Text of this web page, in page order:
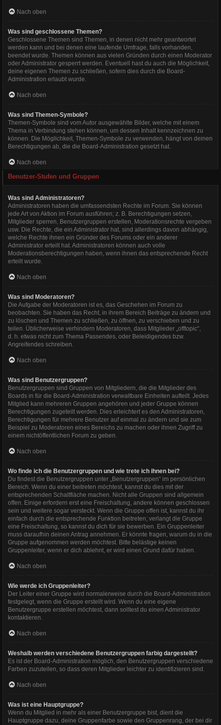
Nach oben
Was sind geschlossene Themen?
Geschlossene Themen sind Themen, in denen nicht mehr geantwortet
werden kann und bei denen eine laufende Umfrage, falls vorhanden,
beendet wurde. Themen können aus vielen Gründen durch einen Moderator
oder Administrator gesperrt werden. Eventuell hast du auch die Möglichkeit,
deine eigenen Themen zu schließen, sofern dies durch die Board-
Administration erlaubt wurde.
Nach oben
Was sind Themen-Symbole?
Themen-Symbole sind vom Autor ausgewählte Bilder, welche mit einem
Thema in Verbindung stehen können, um dessen Inhalt kennzeichnen zu
können. Die Möglichkeit, Themen-Symbole zu verwenden, hängt von deinen
Berechtigungen ab, die die Board-Administration gesetzt hat.
Nach oben
Benutzer-Stufen und Gruppen
Was sind Administratoren?
Administratoren haben die umfassendsten Rechte im Forum. Sie können
jede Art von Aktion im Forum ausführen; z. B. Berechtigungen setzen,
Mitglieder sperren, Benutzergruppen erstellen, Moderationsrechte vergeben
usw. Die Rechte, die ein Administrator hat, sind allerdings davon abhängig,
welche Rechte ihnen ein Gründer des Forums oder ein anderer
Administrator erteilt hat. Administratoren können auch volle
Moderationsberechtigungen haben, wenn ihnen das entsprechende Recht
erteilt wurde.
Nach oben
Was sind Moderatoren?
Die Aufgabe der Moderatoren ist es, das Geschehen im Forum zu
beobachten. Sie haben das Recht, in ihrem Bereich Beiträge zu ändern und
zu löschen und Themen zu schließen, zu öffnen, zu verschieben und zu
teilen. Üblicherweise verhindern Moderatoren, dass Mitglieder „offtopic“,
d. h. etwas nicht zum Thema Passendes, oder Beleidigendes bzw.
Angreifendes schreiben.
Nach oben
Was sind Benutzergruppen?
Benutzergruppen sind Gruppen von Mitgliedern, die die Mitglieder des
Boards in für die Board-Administration verwaltbare Einheiten aufteilt. Jedes
Mitglied kann mehreren Gruppen angehören und jeder Gruppe können
Berechtigungen zugeteilt werden. Dies erleichtert es den Administratoren,
Berechtigungen für mehrere Benutzer auf einmal zu ändern und sie zum
Beispiel zu Moderatoren eines Bereichs zu machen oder ihnen Zugriff zu
einem nichtöffentlichen Forum zu geben.
Nach oben
Wo finde ich die Benutzergruppen und wie trete ich ihnen bei?
Du findest die Benutzergruppen unter „Benutzergruppen“ im persönlichen
Bereich. Wenn du einer beitreten möchtest, kannst du dies mit der
entsprechenden Schaltfläche machen. Nicht alle Gruppen sind allgemein
offen. Einige erfordern erst eine Freischaltung, andere können geschlossen
sein und weitere sogar versteckt. Wenn die Gruppe offen ist, kannst du ihr
einfach durch die entsprechende Funktion beitreten; verlangt die Gruppe
eine Freischaltung, so kannst du dich für sie bewerben. Ein Gruppenleiter
muss daraufhin deinen Antrag annehmen. Er könnte fragen, warum du in die
Gruppe aufgenommen werden möchtest. Bitte belästige keinen
Gruppenleiter, wenn er dich ablehnt, er wird einen Grund dafür haben.
Nach oben
Wie werde ich Gruppenleiter?
Der Leiter einer Gruppe wird normalerweise durch die Board-Administration
festgelegt, wenn die Gruppe erstellt wird. Wenn du eine eigene
Benutzergruppe erstellen möchtest, dann solltest du einen Administrator
kontaktieren.
Nach oben
Weshalb werden verschiedene Benutzergruppen farbig dargestellt?
Es ist der Board-Administration möglich, den Benutzergruppen verschiedene
Farben zuzuteilen, so dass deren Mitglieder leichter zu identifizieren sind.
Nach oben
Was ist eine Hauptgruppe?
Wenn du Mitglied in mehr als einer Benutzergruppe bist, dient die
Hauptgruppe dazu, deine Gruppenfarbe sowie den Gruppenrang, der bei dir